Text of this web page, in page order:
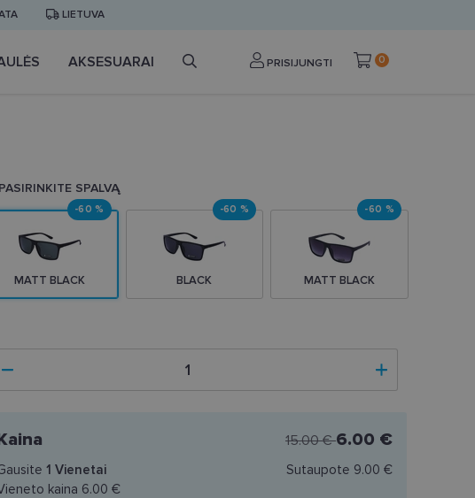
LIETUVA
AKSESUARAI PRISIJUNGTI 0
SPALVĄ
MATT BLACK
-60 %
BLACK
-60 %
MATT BLACK
-60 %
15.00 €6.00 €
1 Vienetai
kaina 6.00 €
Sutaupote 9.00 €